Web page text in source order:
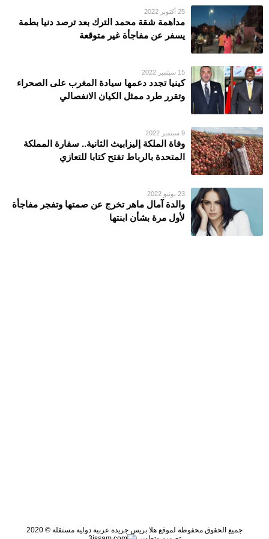
25 أكتوبر 2022
مداهمة شقة محمد الترك بعد ترصد دنيا بطمة
يسفر عن مفاجأة غير متوقعة
15 سبتمبر 2022
كينيا تجدد دعمها سيادة المغرب على الصحراء
وتقرر طرد ممثل الكيان الانفصالي
9 سبتمبر 2022
وفاة الملكة إليزابيث الثانية.. سفارة المملكة
المتحدة بالرباط تفتح كتابا للتعازي
23 يونيو 2022
والدة آمال ماهر تخرج عن صمتها وتفجر مفاجأة
لأول مرة بشأن ابنتها
جميع الحقوق محفوظة لموقع هلا بريس جريدة عربية دولية مستقلة © 2020